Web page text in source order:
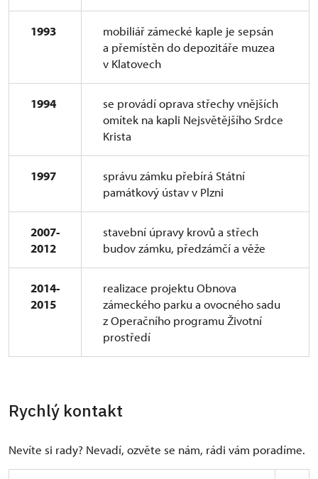
1993
mobiliář zámecké kaple je sepsán
a přemístěn do depozitáře muzea
v Klatovech
1994
se provádí oprava střechy vnějších
omítek na kapli Nejsvětějšího Srdce
Krista
1997
správu zámku přebírá Státní
památkový ústav v Plzni
2007-
2012
stavební úpravy krovů a střech
budov zámku, předzámčí a věže
2014-
2015
realizace projektu Obnova
zámeckého parku a ovocného sadu
z Operačního programu Životní
prostředí
Rychlý kontakt
Nevíte si rady? Nevadí, ozvěte se nám, rádi vám poradíme.